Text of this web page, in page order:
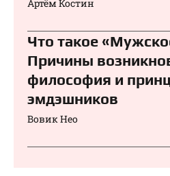
Артём Костин
Что такое
Причины
философия и
эмдэшников
Вовик Нео